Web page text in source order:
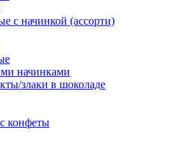
с начинкой (ассорти)
начинками
злаки в шоколаде
конфеты